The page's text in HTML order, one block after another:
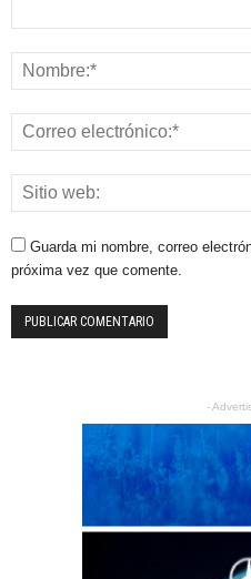
Guarda mi nombre, correo
próxima vez que comente.
-